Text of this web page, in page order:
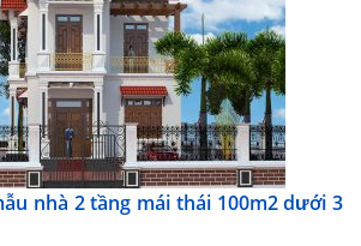
nhà 2 tầng mái thái 100m2 dưới 3